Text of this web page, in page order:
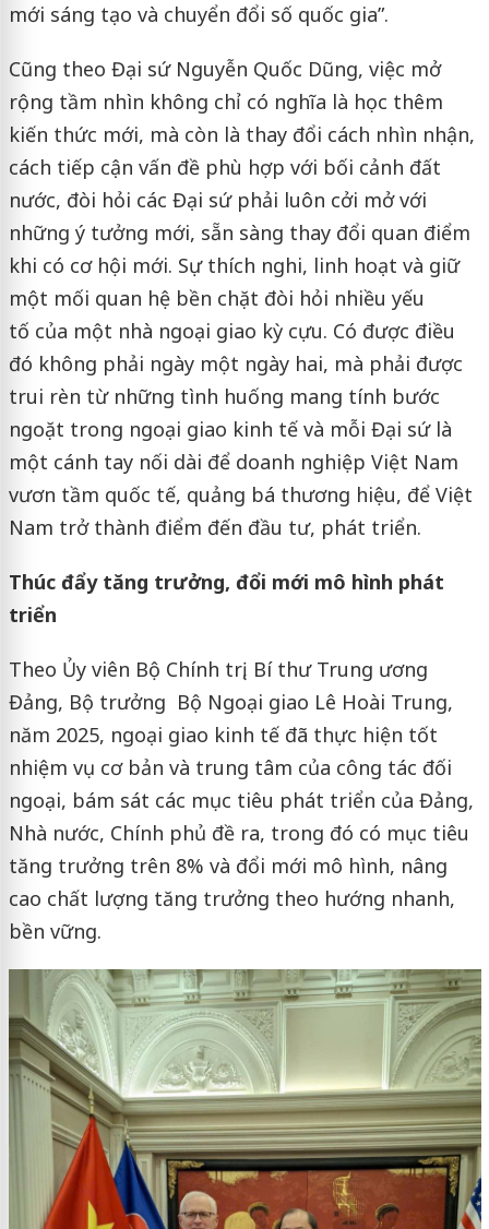
mới sáng tạo và chuyển đổi số quốc gia”.
Cũng theo Đại sứ Nguyễn Quốc Dũng, việc mở
rộng tầm nhìn không chỉ có nghĩa là học thêm
kiến thức mới, mà còn là thay đổi cách nhìn nhận,
cách tiếp cận vấn đề phù hợp với bối cảnh đất
nước, đòi hỏi các Đại sứ phải luôn cởi mở với
những ý tưởng mới, sẵn sàng thay đổi quan điểm
khi có cơ hội mới. Sự thích nghi, linh hoạt và giữ
một mối quan hệ bền chặt đòi hỏi nhiều yếu
tố của một nhà ngoại giao kỳ cựu. Có được điều
đó không phải ngày một ngày hai, mà phải được
trui rèn từ những tình huống mang tính bước
ngoặt trong ngoại giao kinh tế và mỗi Đại sứ là
một cánh tay nối dài để doanh nghiệp Việt Nam
vươn tầm quốc tế, quảng bá thương hiệu, để Việt
Nam trở thành điểm đến đầu tư, phát triển.
Thúc đẩy tăng trưởng, đổi mới mô hình phát
triển
Theo Ủy viên Bộ Chính trị, Bí thư Trung ương
Đảng, Bộ trưởng Bộ Ngoại giao Lê Hoài Trung,
năm 2025, ngoại giao kinh tế đã thực hiện tốt
nhiệm vụ cơ bản và trung tâm của công tác đối
ngoại, bám sát các mục tiêu phát triển của Đảng,
Nhà nước, Chính phủ đề ra, trong đó có mục tiêu
tăng trưởng trên 8% và đổi mới mô hình, nâng
cao chất lượng tăng trưởng theo hướng nhanh,
bền vững.